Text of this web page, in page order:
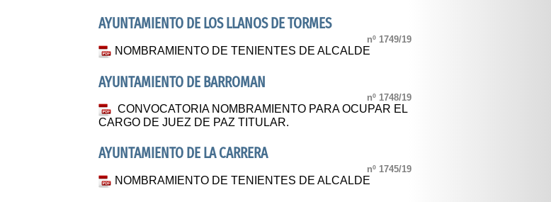
AYUNTAMIENTO DE LOS LLANOS DE TORMES
nº 1749/19
NOMBRAMIENTO DE TENIENTES DE ALCALDE
AYUNTAMIENTO DE BARROMAN
nº 1748/19
CONVOCATORIA NOMBRAMIENTO PARA OCUPAR EL
CARGO DE JUEZ DE PAZ TITULAR.
AYUNTAMIENTO DE LA CARRERA
nº 1745/19
NOMBRAMIENTO DE TENIENTES DE ALCALDE